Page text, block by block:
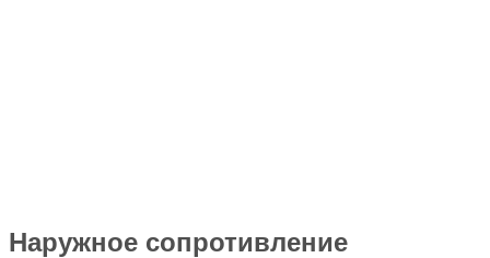
Наружное сопротивление